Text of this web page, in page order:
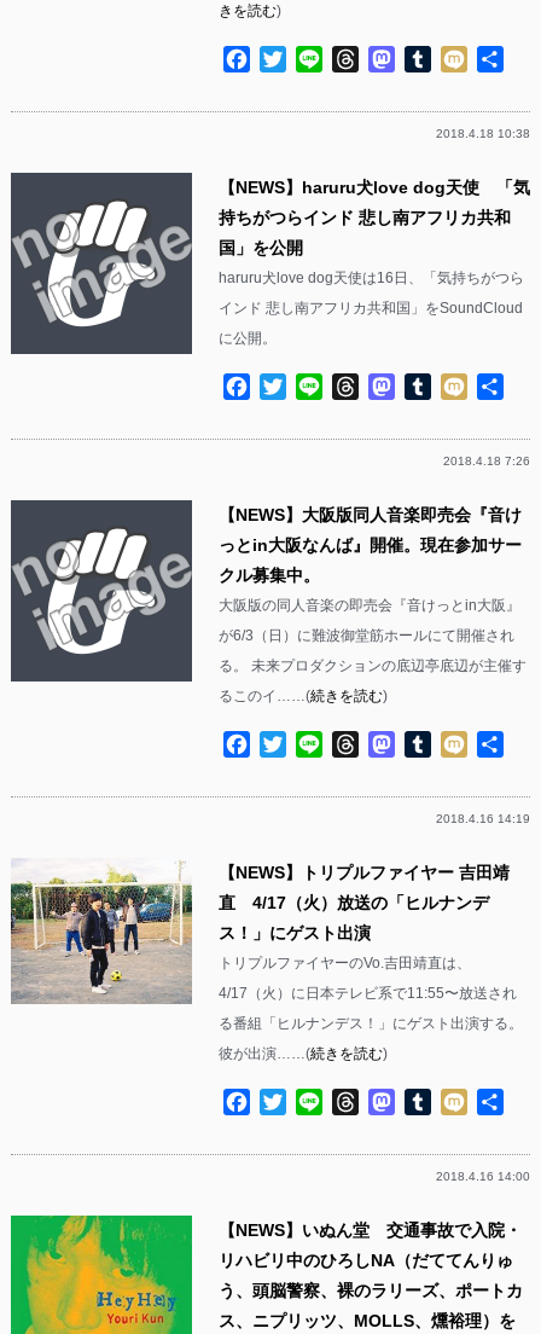
きを読む)
Facebook
TwitterLine ThreadsMastodon
Tumblr
Mixi
2018.4.18 10:38
【NEWS】haruru犬love dog天使 「気
持ちがつらインド 悲し南アフリカ共和
国」を公開
haruru犬love dog天使は16日、「気持ちがつら
インド 悲し南アフリカ共和国」をSoundCloud
に公開。
Facebook
TwitterLine ThreadsMastodon
Tumblr
Mixi
2018.4.18 7:26
【NEWS】大阪版同人音楽即売会『音け
っとin大阪なんば』開催。現在参加サー
クル募集中。
大阪版の同人音楽の即売会『音けっとin大阪』
が6/3（日）に難波御堂筋ホールにて開催され
る。 未来プロダクションの底辺亭底辺が主催す
るこのイ……(続きを読む)
Facebook
TwitterLine ThreadsMastodon
Tumblr
Mixi
2018.4.16 14:19
【NEWS】トリプルファイヤー 吉田靖
直 4/17（火）放送の「ヒルナンデ
ス！」にゲスト出演
トリプルファイヤーのVo.吉田靖直は、
4/17（火）に日本テレビ系で11:55〜放送され
る番組「ヒルナンデス！」にゲスト出演する。
彼が出演……(続きを読む)
Facebook
TwitterLine ThreadsMastodon
Tumblr
Mixi
2018.4.16 14:00
【NEWS】いぬん堂 交通事故で入院・
リハビリ中のひろしNA（だててんりゅ
う、頭脳警察、裸のラリーズ、ポートカ
ス、ニプリッツ、MOLLS、燻裕理）を